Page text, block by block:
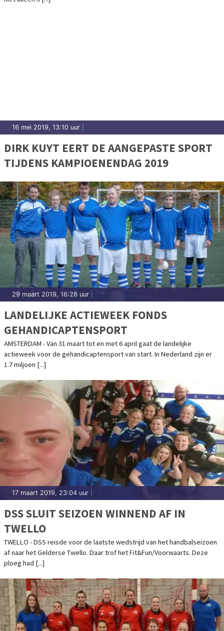
16 mei 2019, 13:10 uur
DIRK KUYT EERT DE AANGEPASTE SPORT
TIJDENS KAMPIOENENDAG 2019
29 maart 2019, 16:28 uur
LANDELIJKE ACTIEWEEK FONDS
GEHANDICAPTENSPORT
AMSTERDAM - Van 31 maart tot en met 6 april gaat de landelijke
actieweek voor de gehandicaptensport van start. In Nederland zijn er
1.7 miljoen [...]
17 maart 2019, 23:04 uur
DSS SLUIT SEIZOEN WINNEND AF IN
TWELLO
TWELLO - DSS reisde voor de laatste wedstrijd van het handbalseizoen
af naar het Gelderse Twello. Daar trof het Fit&Fun/Voorwaarts. Deze
ploeg had [...]